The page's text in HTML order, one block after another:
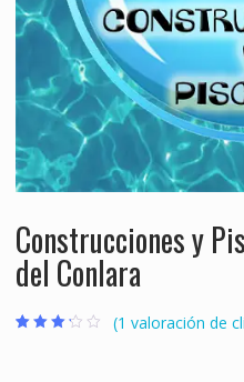
Construcciones y
del Conlara
(1 valoración de